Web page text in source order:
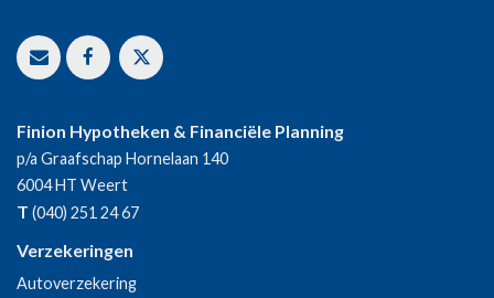
Finion Hypotheken & Financiële Planning
p/a Graafschap Hornelaan 140
6004 HT Weert
T (040) 251 24 67
Verzekeringen
Autoverzekering